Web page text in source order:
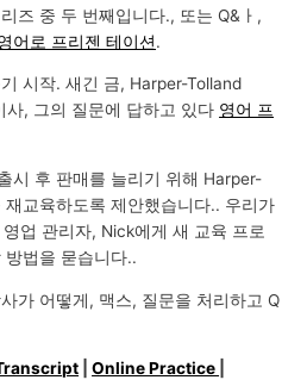
즈 중 두 번째입니다., 또는 Q&ㅏ,
어로 프리젠 테이션.
시작. 새긴 ​​금, Harper-Tolland
, 그의 질문에 답하고 있다 영어 프
시 후 판매를 늘리기 위해 Harper-
교육하도록 제안했습니다.. 우리가
업 관리자, Nick에게 새 교육 프로
방법을 묻습니다..
가 어떻게, 맥스, 질문을 처리하고 Q
|Online Practice